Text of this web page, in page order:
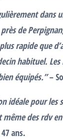
dans
de
rapide que
habituel.
équipés.”–
idéale pour les
même des rdv
ans.